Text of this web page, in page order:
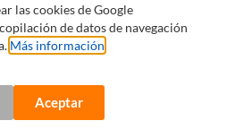
las cookies de Google
de datos de navegación
Más información
Aceptar